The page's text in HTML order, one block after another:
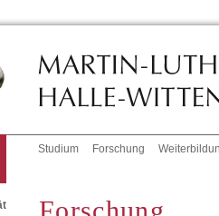
Studium Forschung